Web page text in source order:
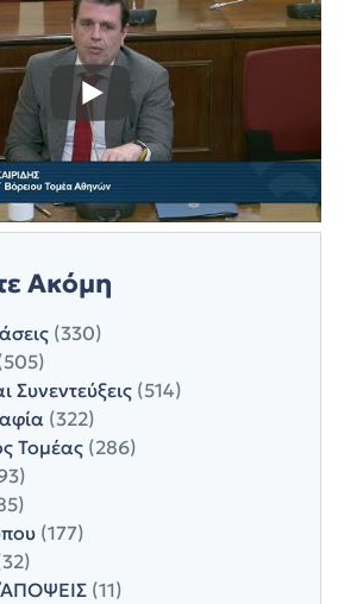
Ακόμη
(330)
Συνεντεύξεις (514)
(322)
Τομέας (286)
(177)
(11)